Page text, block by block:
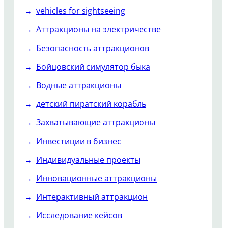
vehicles for sightseeing
Аттракционы на электричестве
Безопасность аттракционов
Бойцовский симулятор быка
Водные аттракционы
детский пиратский корабль
Захватывающие аттракционы
Инвестиции в бизнес
Индивидуальные проекты
Инновационные аттракционы
Интерактивный аттракцион
Исследование кейсов